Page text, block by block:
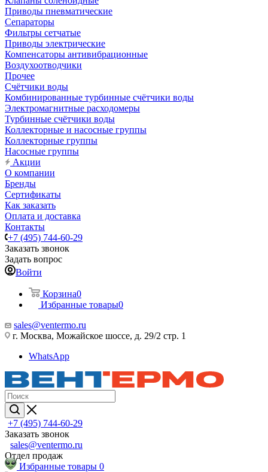
Приводы пневматические
Сепараторы
Фильтры сетчатые
Приводы электрические
Компенсаторы антивибрационные
Воздухоотводчики
Прочее
Счётчики воды
Комбинированные турбинные счётчики воды
Электромагнитные расходомеры
Турбинные счётчики воды
Коллекторные и насосные группы
Коллекторные группы
Насосные группы
Акции
О компании
Бренды
Сертификаты
Как заказать
Оплата и доставка
Контакты
+7 (495) 744-60-29
Заказать звонок
Задать вопрос
Войти
Корзина0
Избранные товары0
sales@ventermo.ru
г. Москва, Можайское шоссе, д. 29/2 стр. 1
WhatsApp
+7 (495) 744-60-29
Заказать звонок
sales@ventermo.ru
Отдел продаж
Избранные товары 0